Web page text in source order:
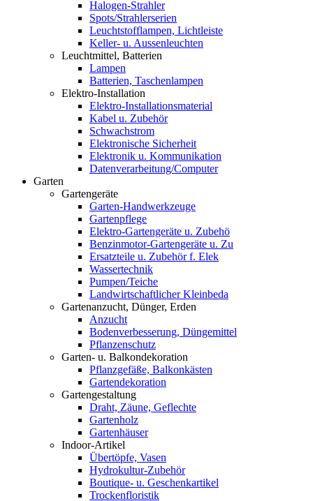
Halogen-Strahler
Spots/Strahlerserien
Leuchtstofflampen, Lichtleiste
Keller- u. Aussenleuchten
Leuchtmittel, Batterien
Lampen
Batterien, Taschenlampen
Elektro-Installation
Elektro-Installationsmaterial
Kabel u. Zubehör
Schwachstrom
Elektronische Sicherheit
Elektronik u. Kommunikation
Datenverarbeitung/Computer
Garten
Gartengeräte
Garten-Handwerkzeuge
Gartenpflege
Elektro-Gartengeräte u. Zubehö
Benzinmotor-Gartengeräte u. Zu
Ersatzteile u. Zubehör f. Elek
Wassertechnik
Pumpen/Teiche
Landwirtschaftlicher Kleinbeda
Gartenanzucht, Dünger, Erden
Anzucht
Bodenverbesserung, Düngemittel
Pflanzenschutz
Garten- u. Balkondekoration
Pflanzgefäße, Balkonkästen
Gartendekoration
Gartengestaltung
Draht, Zäune, Geflechte
Gartenholz
Gartenhäuser
Indoor-Artikel
Übertöpfe, Vasen
Hydrokultur-Zubehör
Boutique- u. Geschenkartikel
Trockenfloristik